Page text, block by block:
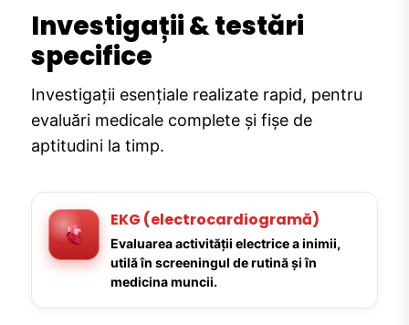
Investigații & testări
specifice
Investigații esențiale realizate rapid, pentru
evaluări medicale complete și fișe de
aptitudini la timp.
EKG (electrocardiogramă)
Evaluarea activității electrice a inimii,
utilă în screeningul de rutină și în
medicina muncii.